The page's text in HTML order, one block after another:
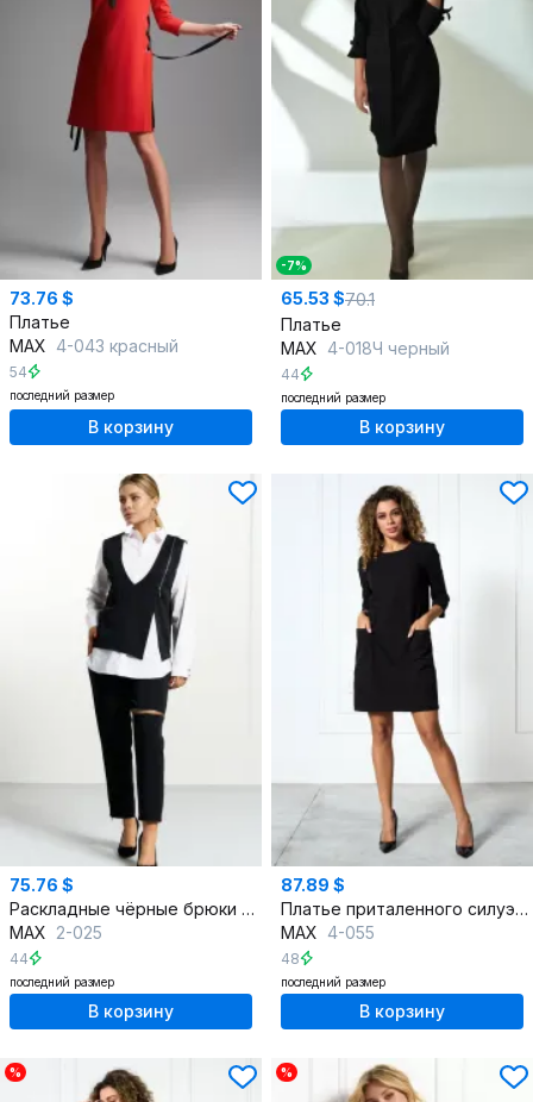
73.76 $
Платье
MAX 4-043 красный
54
последний размер
В корзину
-7%
65.53 $70.1
Платье
MAX 4-018Ч черный
44
последний размер
В корзину
75.76 $
Раскладные чёрные брюки со складками и молниями
MAX 2-025
44
последний размер
В корзину
87.89 $
Платье приталенного силуэта из костюмной ткани
MAX 4-055
48
последний размер
В корзину
% %